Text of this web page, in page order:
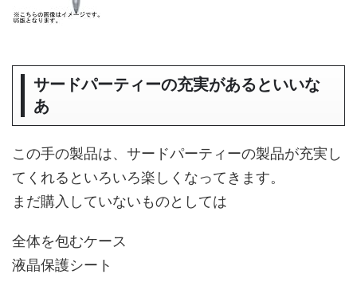
サードパーティーの充実があるといいな
あ
この手の製品は、サードパーティーの製品が充実し
てくれるといろいろ楽しくなってきます。
まだ購入していないものとしては
全体を包むケース
液晶保護シート